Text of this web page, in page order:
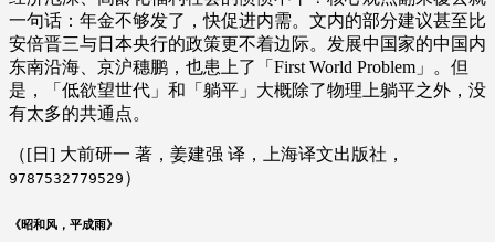
一句话：年金不够发了，快促进内需。文内的部分建议甚至比
安倍晋三与日本央行的政策更不着边际。发展中国家的中国内
东南沿海、京沪穗鹏，也患上了「First World Problem」。但
是，「低欲望世代」和「躺平」大概除了物理上躺平之外，没
有太多的共通点。
（[日] 大前研一 著，姜建强 译，上海译文出版社，
9787532779529 ）
《昭和风，平成雨》